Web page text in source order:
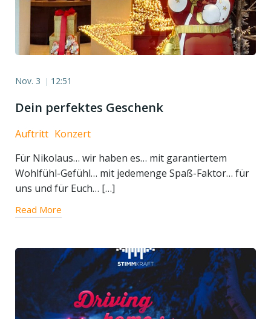
Nov. 3 | 12:51
Dein perfektes Geschenk
Auftritt Konzert
Für Nikolaus… wir haben es… mit garantiertem
Wohlfühl-Gefühl… mit jedemenge Spaß-Faktor… für
uns und für Euch… […]
Read More